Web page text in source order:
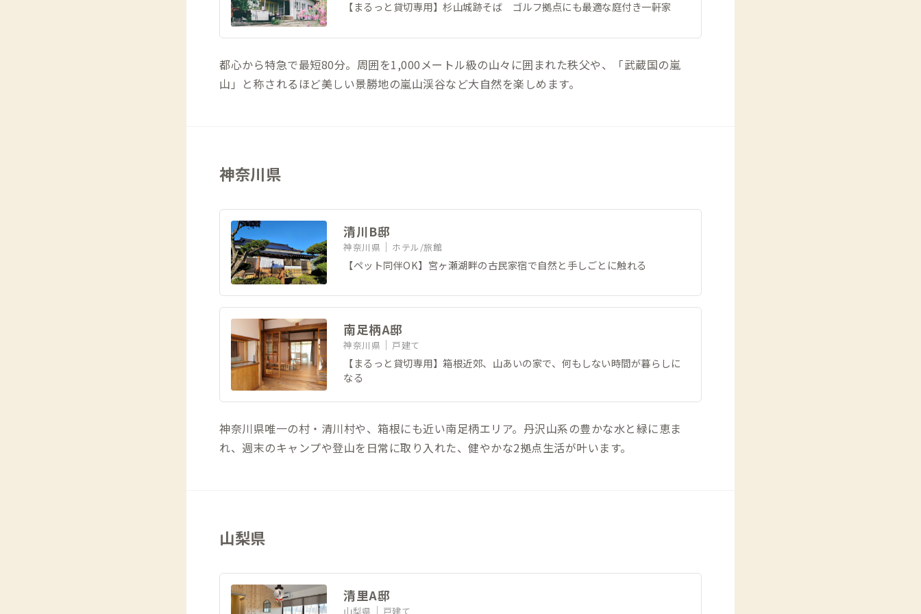
【まるっと貸切専用】杉山城跡そば ゴルフ拠点にも最適な庭付き一軒家
都心から特急で最短80分。周囲を1,000メートル級の山々に囲まれた秩父や、「武蔵国の嵐
山」と称されるほど美しい景勝地の嵐山渓谷など大自然を楽しめます。
神奈川県
清川B邸
神奈川県 ホテル/旅館
【ペット同伴OK】宮ヶ瀬湖畔の古民家宿で自然と手しごとに触れる
南足柄A邸
神奈川県 戸建て
【まるっと貸切専用】箱根近郊、山あいの家で、何もしない時間が暮らしに
なる
神奈川県唯一の村・清川村や、箱根にも近い南足柄エリア。丹沢山系の豊かな水と緑に恵ま
れ、週末のキャンプや登山を日常に取り入れた、健やかな2拠点生活が叶います。
山梨県
清里A邸
山梨県 戸建て